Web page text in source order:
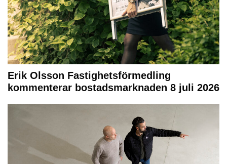
Erik Olsson Fastighetsförmedling
kommenterar bostadsmarknaden 8 juli 2026